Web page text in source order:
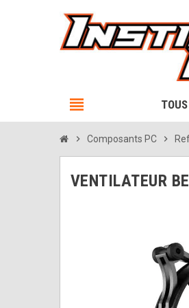
view_headline
chevron_right Composants PC chevron_right
VENTILATEUR